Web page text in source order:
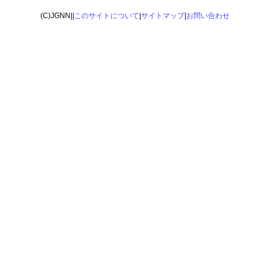
(C)JGNN|| このサイトについて サイトマップ| お問い合わせ